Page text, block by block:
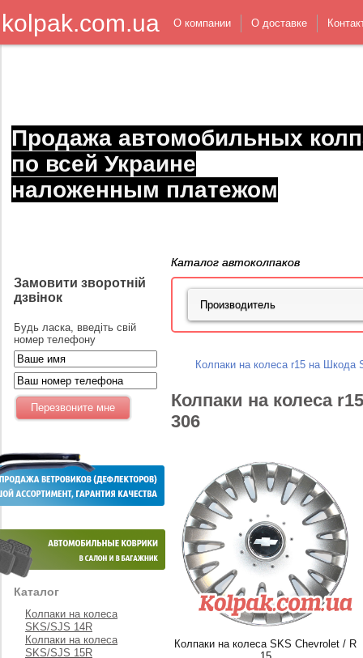
kolpak.com.ua О компании О доставке
Продажа автомобильных
по всей Украине
наложенным платежом
Замовити зворотній
дзвінок
Будь ласка, введіть свій
номер телефону
Каталог
Колпаки на колеса
SKS/SJS 14R
Колпаки на колеса
SKS/SJS 15R
Каталог автоколпаков
Колпаки на колеса r15 на Шкода
Колпаки на колеса
306
Колпаки на колеса SKS Chevrolet / R